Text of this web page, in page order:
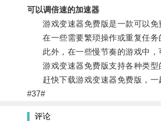
可以调倍速的加速器
游戏变速器免费版是一款可以免
在一些需要繁琐操作或重复任务
此外，在一些慢节奏的游戏中，
游戏变速器免费版支持各种类型
赶快下载游戏变速器免费版，一
#37#
评论